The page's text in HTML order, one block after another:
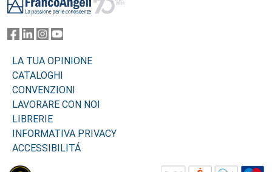
LA TUA OPINIONE
CATALOGHI
CONVENZIONI
LAVORARE CON NOI
LIBRERIE
INFORMATIVA PRIVACY
ACCESSIBILITÁ